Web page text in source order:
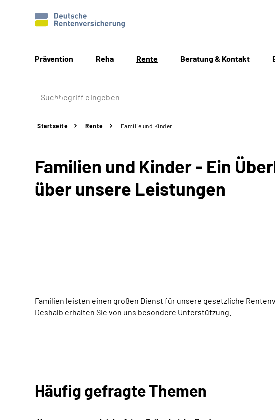
Prävention Reha Rente Beratung & Kontakt
Startseite Rente Familie und Kinder
Familien und Kinder - Ein
über unsere Leistungen
Familien leisten einen großen Dienst für unsere gesetzliche
Deshalb erhalten Sie von uns besondere Unterstützung.
Häufig gefragte Themen